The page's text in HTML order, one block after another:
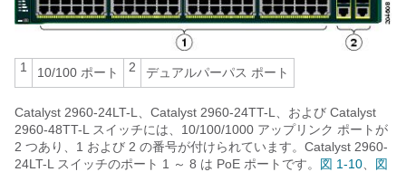
1 10/100 ポート 2 デュアルパーパス ポート
Catalyst 2960-24LT-L、Catalyst 2960-24TT-L、および Catalyst
2960-48TT-L スイッチには、10/100/1000 アップリンク ポートが
2 つあり、1 および 2 の番号が付けられています。Catalyst 2960-
24LT-L スイッチのポート 1 ～ 8 は PoE ポートです。 図 1-10
図